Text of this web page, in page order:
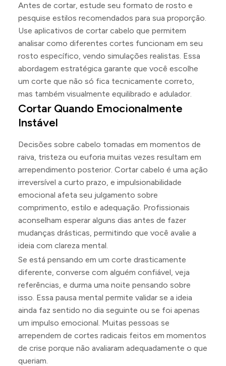
Antes de cortar, estude seu formato de rosto e
pesquise estilos recomendados para sua proporção.
Use aplicativos de cortar cabelo que permitem
analisar como diferentes cortes funcionam em seu
rosto específico, vendo simulações realistas. Essa
abordagem estratégica garante que você escolhe
um corte que não só fica tecnicamente correto,
mas também visualmente equilibrado e adulador.
Cortar Quando Emocionalmente
Instável
Decisões sobre cabelo tomadas em momentos de
raiva, tristeza ou euforia muitas vezes resultam em
arrependimento posterior. Cortar cabelo é uma ação
irreversível a curto prazo, e impulsionabilidade
emocional afeta seu julgamento sobre
comprimento, estilo e adequação. Profissionais
aconselham esperar alguns dias antes de fazer
mudanças drásticas, permitindo que você avalie a
ideia com clareza mental.
Se está pensando em um corte drasticamente
diferente, converse com alguém confiável, veja
referências, e durma uma noite pensando sobre
isso. Essa pausa mental permite validar se a ideia
ainda faz sentido no dia seguinte ou se foi apenas
um impulso emocional. Muitas pessoas se
arrependem de cortes radicais feitos em momentos
de crise porque não avaliaram adequadamente o que
queriam.